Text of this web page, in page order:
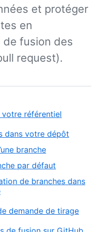
et protéger
en
de fusion des
request).
votre référentiel
dans votre dépôt
branche
par défaut
de branches dans
demande de tirage